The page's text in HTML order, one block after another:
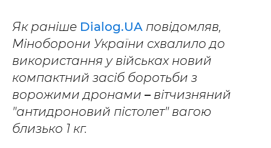
Як раніше Dialog.UA повідомляв,
Міноборони України схвалило до
використання у військах новий
компактний засіб боротьби з
ворожими дронами – вітчизняний
"антидроновий пістолет" вагою
близько 1 кг.